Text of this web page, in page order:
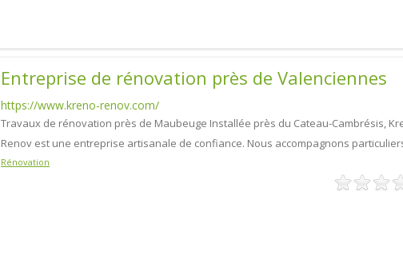
Entreprise de rénovation près de Valenciennes
https://www.kreno-renov.com/
Travaux de rénovation près de Maubeuge Installée près du Cateau-Cambrésis,
Renov est une entreprise artisanale de confiance. Nous accompagnons
Rénovation